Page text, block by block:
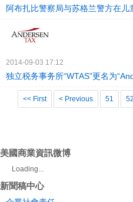
阿布扎比警察局与苏格兰警方在
2014-09-03 17:12
独立税务事务所“WTAS”更名为
<< First < Previous 51 52
美國商業資訊微博
Loading...
新聞稿中心